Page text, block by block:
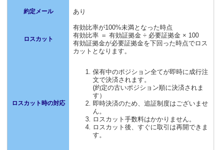
約定メール あり
ロスカット
有効比率が100%未満となった時点
有効比率 ＝ 有効証拠金 ÷ 必要証拠金 × 100
有効証拠金が必要証拠金を下回った時点でロス
カットとなります。
ロスカット時の対応
保有中のポジション全てが即時に成行注
文で決済されます。
(約定の古いポジション順に決済されま
す）
即時決済のため、追証制度はございませ
ん。
ロスカット手数料はかかりません。
ロスカット後、すぐに取引は再開できま
す。